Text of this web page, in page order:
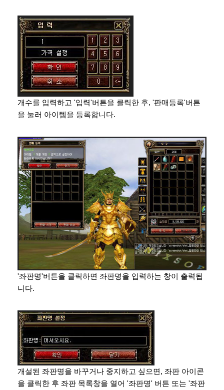
개수를 입력하고 '입력'버튼을 클릭한 후, '판매등록'버튼
을 눌러 아이템을 등록합니다.
'좌판명'버튼을 클릭하면 좌판명을 입력하는 창이 출력됩
니다.
개설된 좌판명을 바꾸거나 중지하고 싶으면, 좌판 아이콘
을 클릭한 후 좌판 목록창을 열어 '좌판명' 버튼 또는 '좌판